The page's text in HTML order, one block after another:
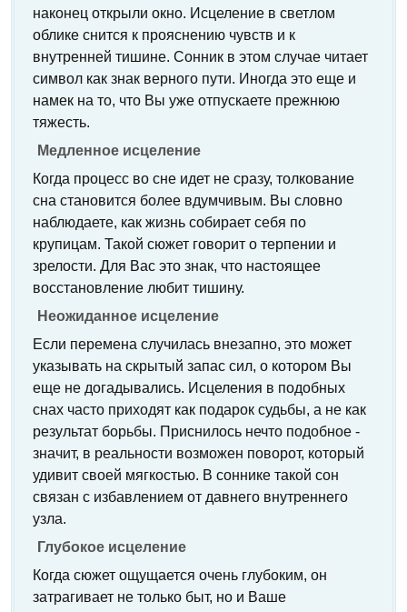
наконец открыли окно. Исцеление в светлом
облике снится к прояснению чувств и к
внутренней тишине. Сонник в этом случае читает
символ как знак верного пути. Иногда это еще и
намек на то, что Вы уже отпускаете прежнюю
тяжесть.
Медленное исцеление
Когда процесс во сне идет не сразу, толкование
сна становится более вдумчивым. Вы словно
наблюдаете, как жизнь собирает себя по
крупицам. Такой сюжет говорит о терпении и
зрелости. Для Вас это знак, что настоящее
восстановление любит тишину.
Неожиданное исцеление
Если перемена случилась внезапно, это может
указывать на скрытый запас сил, о котором Вы
еще не догадывались. Исцеления в подобных
снах часто приходят как подарок судьбы, а не как
результат борьбы. Приснилось нечто подобное -
значит, в реальности возможен поворот, который
удивит своей мягкостью. В соннике такой сон
связан с избавлением от давнего внутреннего
узла.
Глубокое исцеление
Когда сюжет ощущается очень глубоким, он
затрагивает не только быт, но и Ваше